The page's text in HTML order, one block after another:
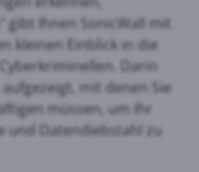
gibt Ihnen SonicWall mit
kleinen Einblick in die
Darin
mit denen Sie
müssen, um Ihr
und Datendiebstahl zu